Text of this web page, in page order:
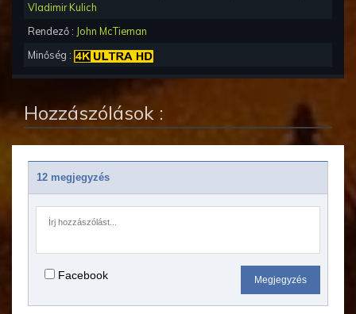
Vladimir Kulich
Rendező : John McTiernan
Minőség :
Hozzászólások :
12 megjegyzés
Facebook Megjegyzés